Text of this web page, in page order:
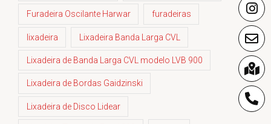
Furadeira Oscilante Harwar furadeiras
lixadeira Lixadeira Banda Larga CVL
Lixadeira de Banda Larga CVL modelo LVB 900
Lixadeira de Bordas Gaidzinski
Lixadeira de Disco Lidear